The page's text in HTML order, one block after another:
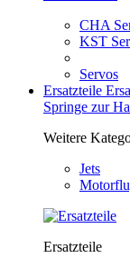
CHA
KST
Servos
Ersatzteile
Springe zur
Weitere
Jets
Ersatzteile